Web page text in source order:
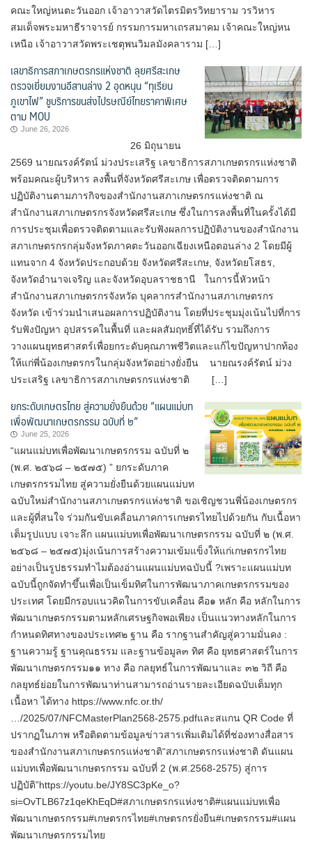
คณะใหญ่หนตะวันออก เจ้าอาวาสวัดไตรมิตรวิทยาราม วรวิหาร
สมเด็จพระมหาธีราจารย์ กรรมการมหาเถรสมาคม เจ้าคณะใหญ่หน
เหนือ เจ้าอาวาสวัดพระเชตุพนวิมลมังคลาราม […]
เลขาธิการสภาเกษตรกรแห่งชาติ ลุยศรีสะเกษ
ตรวจเยี่ยมงานอีสานล่าง 2 อุดหนุน “ทุเรียน
ภูเขาไฟ” ชูบริการขนส่งไปรษณีย์ไทยราคาพิเศษ
ตาม MOU
June 26, 2026
26 มิถุนายน
2569 นายณรงค์รัตน์ ม่วงประเสริฐ เลขาธิการสภาเกษตรกรแห่งชาติ
พร้อมคณะผู้บริหาร ลงพื้นที่จังหวัดศรีสะเกษ เพื่อตรวจติดตามการ
ปฏิบัติงานตามภารกิจของสำนักงานสภาเกษตรกรแห่งชาติ ณ
สำนักงานสภาเกษตรกรจังหวัดศรีสะเกษ ซึ่งในการลงพื้นที่ในครั้งได้มี
การประชุมเพื่อตรวจติดตามและรับฟังผลการปฏิบัติงานของสำนักงาน
สภาเกษตรกรกลุ่มจังหวัดภาคตะวันออกเฉียงเหนือตอนล่าง 2 โดยมีผู้
แทนจาก 4 จังหวัดประกอบด้วย จังหวัดศรีสะเกษ, จังหวัดยโสธร,
จังหวัดอำนาจเจริญ และจังหวัดอุบลราชธานี ในการนี้หัวหน้า
สำนักงานสภาเกษตรกรจังหวัด บุคลากรสำนักงานสภาเกษตรกร
จังหวัด เข้าร่วมนำเสนอผลการปฏิบัติงาน โดยที่ประชุมมุ่งเน้นไปที่การ
รับฟังปัญหา อุปสรรคในพื้นที่ และผลสัมฤทธิ์ที่ได้รับ รวมถึงการ
วางแผนยุทธศาสตร์เพื่อยกระดับคุณภาพชีวิตและแก้ไขปัญหาปากท้อง
ให้แก่พี่น้องเกษตรกรในกลุ่มจังหวัดอย่างยั่งยืน นายณรงค์รัตน์ ม่วง
ประเสริฐ เลขาธิการสภาเกษตรกรแห่งชาติ […]
ยกระดับเกษตรไทย สู่ความยั่งยืนด้วย “แผนแม่บท
เพื่อพัฒนาเกษตรกรรม ฉบับที่ ๒”
June 25, 2026
“แผนแม่บทเพื่อพัฒนาเกษตรกรรม ฉบับที่ ๒
(พ.ศ. ๒๕๖๘ – ๒๕๗๕) ” ยกระดับภาค
เกษตรกรรมไทย สู่ความยั่งยืนด้วยแผนแม่บท
ฉบับใหม่สำนักงานสภาเกษตรกรแห่งชาติ ขอเชิญชวนพี่น้องเกษตรกร
และผู้ที่สนใจ ร่วมกันขับเคลื่อนภาคการเกษตรไทยไปด้วยกัน กับเนื้อหา
เต็มรูปแบบ เจาะลึก แผนแม่บทเพื่อพัฒนาเกษตรกรรม ฉบับที่ ๒ (พ.ศ.
๒๕๖๘ – ๒๕๗๕)มุ่งเน้นการสร้างความเข้มแข็งให้แก่เกษตรกรไทย
อย่างเป็นรูปธรรมทำไมต้องอ่านแผนแม่บทฉบับนี้ ?เพราะแผนแม่บท
ฉบับนี้ถูกจัดทำขึ้นเพื่อเป็นเข็มทิศในการพัฒนาภาคเกษตรกรรมของ
ประเทศ โดยมีกรอบแนวคิดในการขับเคลื่อน คือ๑ หลัก คือ หลักในการ
พัฒนาเกษตรกรรมตามหลักเศรษฐกิจพอเพียง เป็นแนวทางหลักในการ
กำหนดทิศทางของประเทศ๒ ฐาน คือ รากฐานสำคัญสู่ความมั่นคง :
ฐานความรู้ ฐานคุณธรรม และฐานข้อมูล๓ ทิศ คือ ยุทธศาสตร์ในการ
พัฒนาเกษตรกรรม๑๑ ทาง คือ กลยุทธ์ในการพัฒนาและ ๓๒ วิถี คือ
กลยุทธ์ย่อยในการพัฒนาท่านสามารถอ่านรายละเอียดฉบับเต็มทุก
เนื้อหา ได้ทาง https://www.nfc.or.th/
…/2025/07/NFCMasterPlan2568-2575.pdfและสแกน QR Code ที่
ปรากฏในภาพ หรือติดตามข้อมูลข่าวสารเพิ่มเติมได้ที่ช่องทางสื่อสาร
ของสำนักงานสภาเกษตรกรแห่งชาติ“สภาเกษตรกรแห่งชาติ ดันแผน
แม่บทเพื่อพัฒนาเกษตรกรรม ฉบับที่ 2 (พ.ศ.2568-2575) สู่การ
ปฏิบัติ”https://youtu.be/JY8SC3pKe_o?
si=OvTLB67z1qeKhEqD#สภาเกษตรกรแห่งชาติ#แผนแม่บทเพื่อ
พัฒนาเกษตรกรรม#เกษตรกรไทย#เกษตรกรยั่งยืน#เกษตรกรรม#แผน
พัฒนาเกษตรกรรมไทย